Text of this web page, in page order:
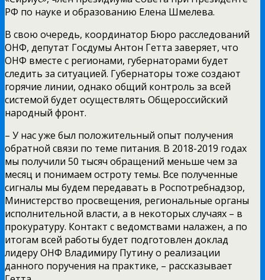
РФ по науке и образованию Елена Шмелева.
В свою очередь, координатор Бюро расследований
ОНФ, депутат Госдумы Антон Гетта заверяет, что
ОНФ вместе с регионами, губернаторами будет
следить за ситуацией. Губернаторы тоже создают
горячие линии, однако общий контроль за всей
системой будет осуществлять Общероссийский
народный фронт.
– У нас уже был положительный опыт получения
обратной связи по теме питания. В 2018-2019 годах
мы получили 50 тысяч обращений меньше чем за
месяц и понимаем остроту темы. Все полученные
сигналы мы будем передавать в Роспотребнадзор,
Министерство просвещения, региональные органы
исполнительной власти, а в некоторых случаях – в
прокуратуру. Контакт с ведомствами налажен, а по
итогам всей работы будет подготовлен доклад
лидеру ОНФ Владимиру Путину о реализации
данного поручения на практике, – рассказывает